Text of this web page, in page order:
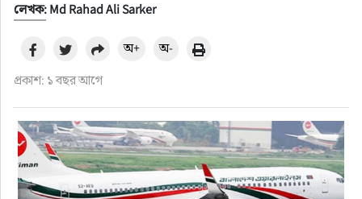
প্রবাস
ফুড
হজ-ওমরাহ
ভিডিও
লেখক: Md Rahad Ali Sarker
প্রকাশ: ১ বছর আগে
অ+ অ-